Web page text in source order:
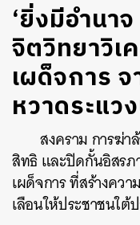
‘ยิ่งมีอำนา
จิตวิทยาวิเ
เผด็จการ
หวาดระแว
สงคราม การฆ่า
สิทธิ และปิดกั้นอิสร
เผด็จการ ที่สร้างคว
เลือนให้ประชาชนใต้